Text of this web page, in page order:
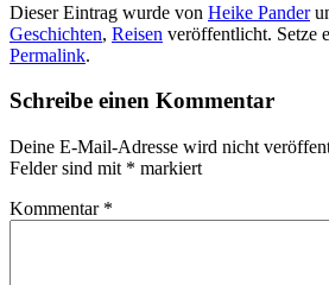
Dieser Eintrag wurde von Heike Pander
Geschichten, Reisen veröffentlicht. Setze
Permalink.
Schreibe einen Kommentar
Deine E-Mail-Adresse wird nicht
Felder sind mit * markiert
Kommentar *